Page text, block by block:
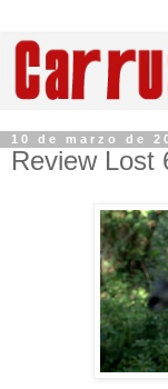
10 de marzo de
Review Lost